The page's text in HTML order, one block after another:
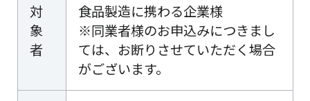
対
象
者
食品製造に携わる企業様
※同業者様のお申込みにつきまし
ては、お断りさせていただく場合
がございます。